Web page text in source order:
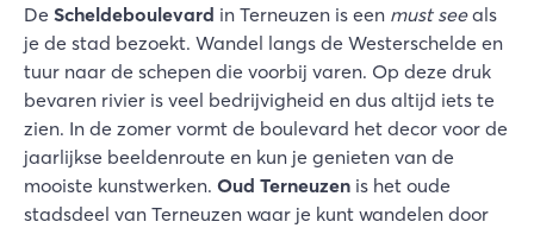
De Scheldeboulevard in Terneuzen is een must seeals
je de stad bezoekt. Wandel langs de Westerschelde en
tuur naar de schepen die voorbij varen. Op deze druk
bevaren rivier is veel bedrijvigheid en dus altijd iets te
zien. In de zomer vormt de boulevard het decor voor de
jaarlijkse beeldenroute en kun je genieten van de
mooiste kunstwerken. Oud Terneuzen is het oude
stadsdeel van Terneuzen waar je kunt wandelen door